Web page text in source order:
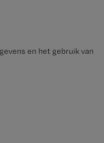
en het gebruik van